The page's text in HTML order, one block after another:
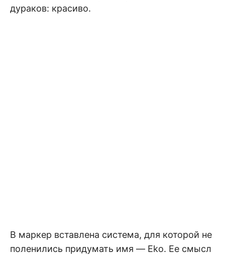
дураков: красиво.
В маркер вставлена система, для которой не
поленились придумать имя — Eko. Ее смысл